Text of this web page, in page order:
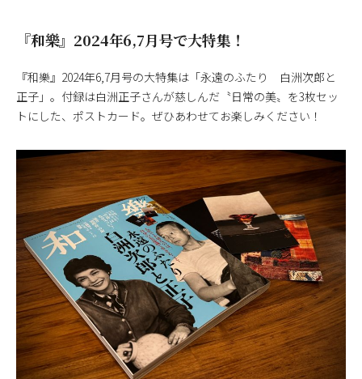
『和樂』2024年6,7月号で大特集！
『和樂』2024年6,7月号の大特集は「永遠のふたり 白洲次郎と
正子」。付録は白洲正子さんが慈しんだ〝日常の美〟を3枚セッ
トにした、ポストカード。ぜひあわせてお楽しみください！